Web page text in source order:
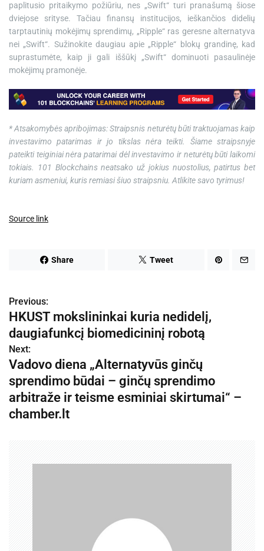
paplitusio pritaikymo požiūriu, nes „Swift“ turi pranašumą šiose
dviejose srityse. Tačiau finansų institucijos, ieškančios didelių
tarptautinių mokėjimų sprendimų, „Ripple“ ras geresne alternatyva
nei „Swift“. Sužinokite daugiau apie „Ripple“ blokų grandinę, kad
suprastumėte, kaip ji gali iššūkį „Swift“ dominuoti pasaulinėje
mokėjimų pramonėje.
* Atsakomybės apribojimas: Straipsnis neturėtų būti traktuojamas kaip
investavimo patarimas ir jo tikslas nėra teikti. Šiame straipsnyje
pateikti teiginiai nėra patarimai dėl investavimo ir neturėtų būti laikomi
tokiais. 101 Blockchains neatsako už jokius nuostolius, patirtus bet
kuriam asmeniui, kuris remiasi šiuo straipsniu. Atlikite savo tyrimus!
Source link
Share Tweet
N
a
v
i
g
a
Previous:
HKUST mokslininkai kuria nedidelį,
daugiafunkcį biomedicininį robotą
Next:
Vadovo diena „Alternatyvūs ginčų
sprendimo būdai – ginčų sprendimo
arbitraže ir teisme esminiai skirtumai“ –
chamber.lt